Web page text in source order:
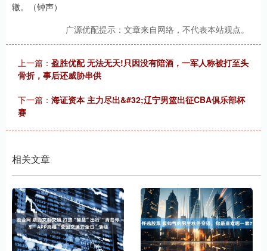
辙。（钟声）
广源优配提示：文章来自网络，不代表本站观点。
上一篇： 盈胜优配 无法无天!只因没有陪酒，一军人称被打至头
骨折，事后还威胁串供
下一篇： 海证资本 主力尽出&#32;辽宁男篮出征CBA俱乐部杯
赛
相关文章